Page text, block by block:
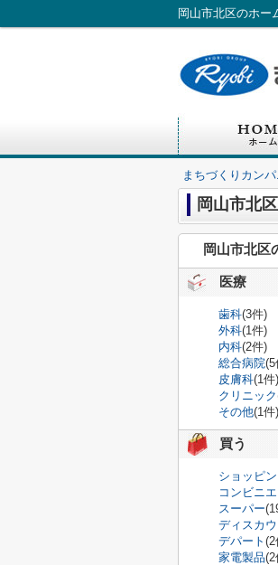
岡山市北区のホー
まちづくりカン
岡山市北
岡山市北区
医療
歯科(3件)
外科(1件)
内科(2件)
総合病院(5
皮膚科(1件)
クリニック
その他(1件)
買う
ショッピ
コンビニ
スーパー
ディスカ
デパート (2
家電製品(2